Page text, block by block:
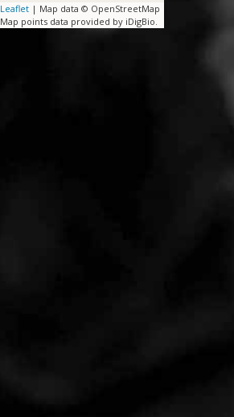
Leaflet | Map data © OpenStreetMap
Map points data provided by iDigBio.